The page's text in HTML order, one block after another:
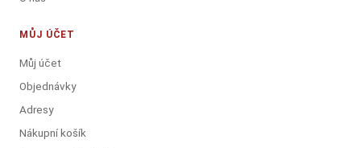
MŮJ ÚČET
Můj účet
Objednávky
Adresy
Nákupní košík